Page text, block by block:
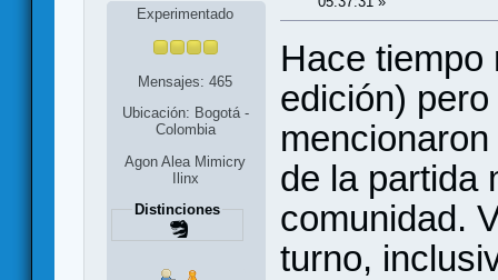
Experimentado
Mensajes: 465
Ubicación: Bogotá -
Colombia
Agon Alea Mimicry
Ilinx
Distinciones
Hace tiempo
edición)
de la partida
comunidad.
turno,